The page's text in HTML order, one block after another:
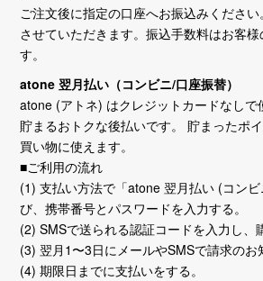
ご注文後に指定の口座へお振込みくださ
させていただきます。振込手数料はお客様
す。
atone 翌月払い（コンビニ/口座振替）
atone (アトネ) はクレジットカードなしで
貯まるおトクな後払いです。 貯まったポ
買い物に使えます。
■ご利用の流れ
(1) 支払い方法で「atone 翌月払い (コン
び、携帯番号とパスワードを入力する。
(2) SMSで送られる認証コードを入力し、
(3) 翌月1〜3日にメールやSMSで請求のお
(4) 期限日までに支払いをする。